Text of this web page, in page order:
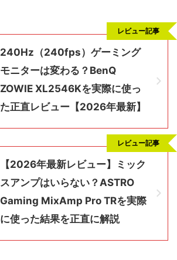
240Hz（240fps）ゲーミング
モニターは変わる？BenQ
ZOWIE XL2546Kを実際に使っ
た正直レビュー【2026年最新】
レビュー記事
【2026年最新レビュー】ミック
スアンプはいらない？ASTRO
Gaming MixAmp Pro TRを実際
に使った結果を正直に解説
レビュー記事